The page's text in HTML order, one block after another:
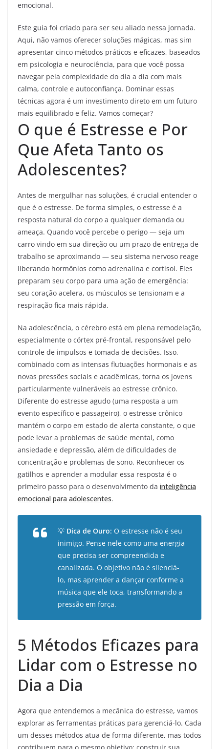
emocional.
Este guia foi criado para ser seu aliado nessa jornada.
Aqui, não vamos oferecer soluções mágicas, mas sim
apresentar cinco métodos práticos e eficazes, baseados
em psicologia e neurociência, para que você possa
navegar pela complexidade do dia a dia com mais
calma, controle e autoconfiança. Dominar essas
técnicas agora é um investimento direto em um futuro
mais equilibrado e feliz. Vamos começar?
O que é Estresse e Por
Que Afeta Tanto os
Adolescentes?
Antes de mergulhar nas soluções, é crucial entender o
que é o estresse. De forma simples, o estresse é a
resposta natural do corpo a qualquer demanda ou
ameaça. Quando você percebe o perigo — seja um
carro vindo em sua direção ou um prazo de entrega de
trabalho se aproximando — seu sistema nervoso reage
liberando hormônios como adrenalina e cortisol. Eles
preparam seu corpo para uma ação de emergência:
seu coração acelera, os músculos se tensionam e a
respiração fica mais rápida.
Na adolescência, o cérebro está em plena remodelação,
especialmente o córtex pré-frontal, responsável pelo
controle de impulsos e tomada de decisões. Isso,
combinado com as intensas flutuações hormonais e as
novas pressões sociais e acadêmicas, torna os jovens
particularmente vulneráveis ao estresse crônico.
Diferente do estresse agudo (uma resposta a um
evento específico e passageiro), o estresse crônico
mantém o corpo em estado de alerta constante, o que
pode levar a problemas de saúde mental, como
ansiedade e depressão, além de dificuldades de
concentração e problemas de sono. Reconhecer os
gatilhos e aprender a modular essa resposta é o
primeiro passo para o desenvolvimento da inteligência
emocional para adolescentes.
💡 Dica de Ouro: O estresse não é seu
inimigo. Pense nele como uma energia
que precisa ser compreendida e
canalizada. O objetivo não é silenciá-
lo, mas aprender a dançar conforme a
música que ele toca, transformando a
pressão em força.
5 Métodos Eficazes para
Lidar com o Estresse no
Dia a Dia
Agora que entendemos a mecânica do estresse, vamos
explorar as ferramentas práticas para gerenciá-lo. Cada
um desses métodos atua de forma diferente, mas todos